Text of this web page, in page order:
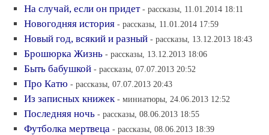
На случай, если он придет - рассказы, 11.01.2014 18:11
Новогодняя история - рассказы, 11.01.2014 17:59
Новый год, всякий и разный - рассказы, 13.12.2013 18:43
Брошюрка Жизнь - рассказы, 13.12.2013 18:06
Быть бабушкой - рассказы, 07.07.2013 20:52
Про Катю - рассказы, 07.07.2013 20:43
Из записных книжек - миниатюры, 24.06.2013 12:52
Последняя ночь - рассказы, 08.06.2013 18:55
Футболка мертвеца - рассказы, 08.06.2013 18:39